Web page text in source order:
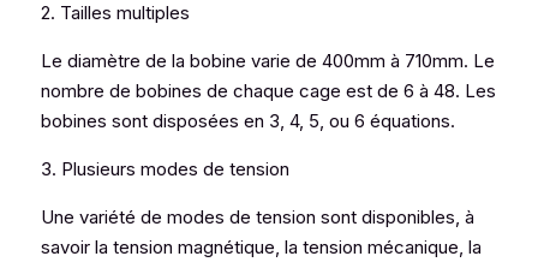
2. Tailles multiples
Le diamètre de la bobine varie de 400mm à 710mm. Le
nombre de bobines de chaque cage est de 6 à 48. Les
bobines sont disposées en 3, 4, 5, ou 6 équations.
3. Plusieurs modes de tension
Une variété de modes de tension sont disponibles, à
savoir la tension magnétique, la tension mécanique, la